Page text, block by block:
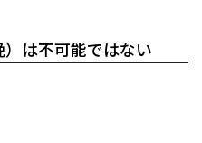
は不可能ではない